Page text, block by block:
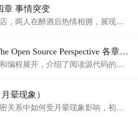
章 事情突变
，两人在醉酒后热情相拥，展现了
题，导致情绪低落。面对挑战，江
来转机。
Code Reading: The Open Source Perspective 各章精要
编程展开，介绍了阅读源代码的方
数入手、理解代码结构、提高代码
晕现象）
关系中如何受月晕现象影响，初期